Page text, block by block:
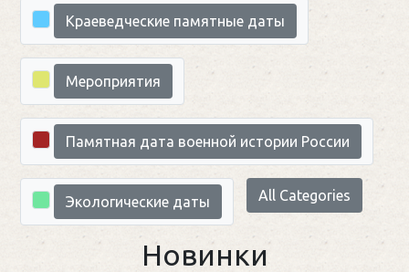
Краеведческие памятные даты
Мероприятия
Памятная дата военной истории России
Экологические даты All Categories
Новинки